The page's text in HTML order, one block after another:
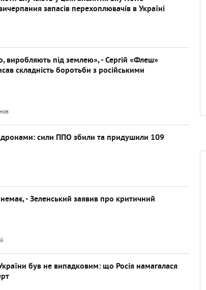
запасів перехоплювачів в Україні
виробляють під землею», - Сергій «Флеш»
складність боротьби з російськими
дронами: сили ППО збили та придушили 109
- Зеленський заявив про критичний
був не випадковим: що Росія намагалася